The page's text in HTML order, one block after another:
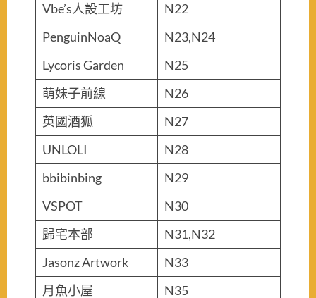
Vbe’s人設工坊
N22
PenguinNoaQ
N23,N24
Lycoris Garden
N25
萌妹子前線
N26
英國酒狐
N27
UNLOLI
N28
bbibinbing
N29
VSPOT
N30
歸宅本部
N31,N32
Jasonz Artwork
N33
月魚小屋
N35